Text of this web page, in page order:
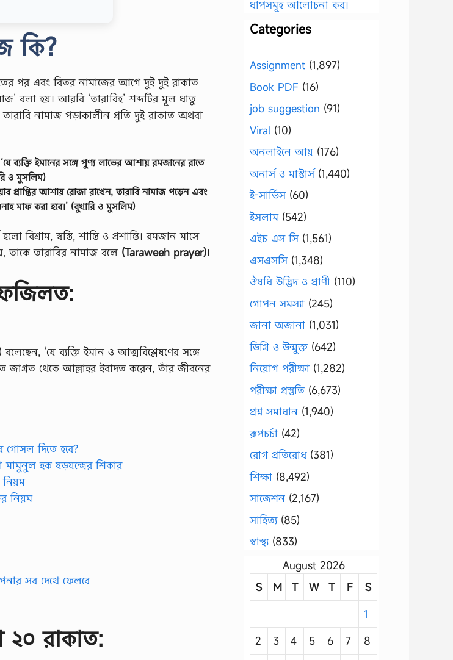
কি?
পর এবং বিতর নামাজের আগে দুই দুই রাকাত
বলা হয়। আরবি ‘তারাবিহ’ শব্দটির মূল ধাতু
তারাবি নামাজ পড়াকালীন প্রতি দুই রাকাত অথবা
ব্যক্তি ইমানের সঙ্গে পুণ্য লাভের আশায় রমজানের রাতে
ও মুসলিম)
প্রাপ্তির আশায় রোজা রাখেন, তারাবি নামাজ পড়েন এবং
মাফ করা হবে।’ (বুখারি ও মুসলিম)
স্বস্তি, শান্তি ও প্রশান্তি। রমজান মাসে
তাকে তারাবির নামাজ বলে (Taraweeh prayer)।
ফজিলত:
‘যে ব্যক্তি ইমান ও আত্মবিশ্লেষণের সঙ্গে
থেকে আল্লাহর ইবাদত করেন, তাঁর জীবনের
দিতে হবে?
মামুনুল হক ষড়যন্ত্রের শিকার
নিয়ম
সব দেখে ফেলবে
২০ রাকাত:
ধাপসমূহ আলোচনা কর।
Categories
Assignment (1,897)
Book PDF (16)
job suggestion (91)
Viral (10)
অনলাইনে আয় (176)
অনার্স ও মাস্টার্স(1,440)
ই-সার্ভিস(60)
ইসলাম(542)
এইচ এস সি(1,561)
এসএসসি(1,348)
ঔষধি উদ্ভিদ ও প্রাণী (110)
গোপন সমস্যা (245)
জানা অজানা (1,031)
ডিগ্রি ও উন্মুক্ত (642)
নিয়োগ পরীক্ষা (1,282)
পরীক্ষা প্রস্তুতি (6,673)
প্রশ্ন সমাধান (1,940)
রূপচর্চা (42)
রোগ প্রতিরোধ(381)
শিক্ষা (8,492)
সাজেশন (2,167)
সাহিত্য(85)
স্বাস্থ্য(833)
August 2026
S
M T W T F
S
1
2
3 4 5 6 7 8